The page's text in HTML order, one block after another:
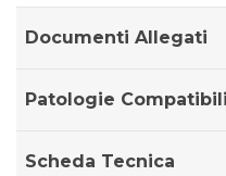
Documenti Allegati
Patologie Compatibili
Scheda Tecnica